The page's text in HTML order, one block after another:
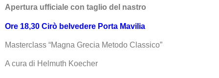
Apertura ufficiale con taglio del nastro
Ore 18,30 Cirò belvedere Porta Mavilia
Masterclass “Magna Grecia Metodo Classico”
A cura di Helmuth Koecher